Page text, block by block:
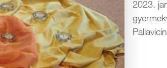
2023.